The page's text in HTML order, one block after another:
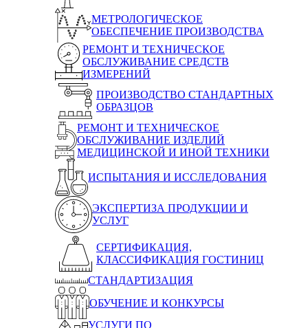
МЕТРОЛОГИЧЕСКОЕ
ОБЕСПЕЧЕНИЕ ПРОИЗВОДСТВА
РЕМОНТ И ТЕХНИЧЕСКОЕ
ОБСЛУЖИВАНИЕ СРЕДСТВ
ИЗМЕРЕНИЙ
ПРОИЗВОДСТВО СТАНДАРТНЫХ
ОБРАЗЦОВ
РЕМОНТ И ТЕХНИЧЕСКОЕ
ОБСЛУЖИВАНИЕ ИЗДЕЛИЙ
МЕДИЦИНСКОЙ И ИНОЙ ТЕХНИКИ
ИСПЫТАНИЯ И ИССЛЕДОВАНИЯ
ЭКСПЕРТИЗА ПРОДУКЦИИ И
УСЛУГ
СЕРТИФИКАЦИЯ,
КЛАССИФИКАЦИЯ ГОСТИНИЦ
СТАНДАРТИЗАЦИЯ
ОБУЧЕНИЕ И КОНКУРСЫ
УСЛУГИ ПО